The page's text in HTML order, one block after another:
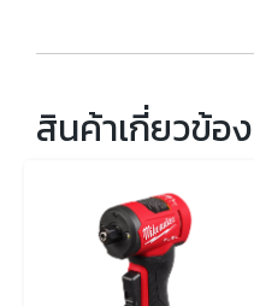
สินค้าเกี่ยวข้อง